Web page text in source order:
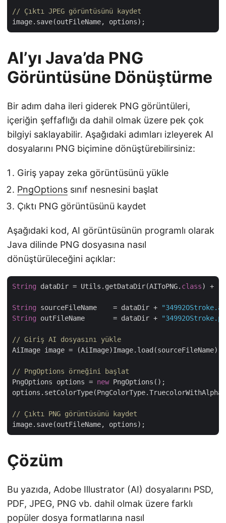
// Çıktı JPEG görüntüsünü kaydet
AI’yı Java’da PNG
Görüntüsüne Dönüştürme
Bir adım daha ileri giderek PNG görüntüleri,
içeriğin şeffaflığı da dahil olmak üzere pek çok
bilgiyi saklayabilir. Aşağıdaki adımları izleyerek AI
dosyalarını PNG biçimine dönüştürebilirsiniz:
Giriş yapay zeka görüntüsünü yükle
PngOptions sınıf nesnesini başlat
Çıktı PNG görüntüsünü kaydet
Aşağıdaki kod, AI görüntüsünün programlı olarak
Java dilinde PNG dosyasına nasıl
dönüştürüleceğini açıklar:
String dataDir = Utils.getDataDir(AIToPNG. class) +
String sourceFileName    = dataDir +
String outFileName       = dataDir +
// Giriş AI dosyasını yükle
AiImage image = (AiImage)Image.load(sourceFileName);
// PngOptions örneğini başlat
PngOptions options = new PngOptions();
// Çıktı PNG görüntüsünü kaydet
Çözüm
Bu yazıda, Adobe Illustrator (AI) dosyalarını PSD,
PDF, JPEG, PNG vb. dahil olmak üzere farklı
popüler dosya formatlarına nasıl